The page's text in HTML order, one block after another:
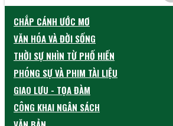
CHẮP CÁNH ƯỚC MƠ
VĂN HÓA VÀ ĐỜI SỐNG
THỜI SỰ NHÌN TỪ PHỐ HIẾN
PHÓNG SỰ VÀ PHIM TÀI LIỆU
GIAO LƯU - TỌA ĐÀM
CÔNG KHAI NGÂN SÁCH